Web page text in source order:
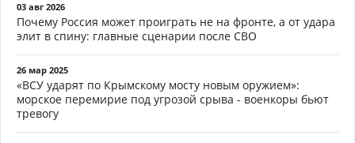
03 авг 2026
Почему Россия может проиграть не на фронте, а от удара
элит в спину: главные сценарии после СВО
26 мар 2025
«ВСУ ударят по Крымскому мосту новым оружием»:
морское перемирие под угрозой срыва - военкоры бьют
тревогу